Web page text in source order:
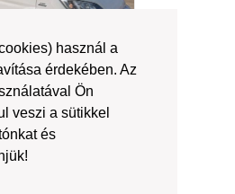
használ a
érdekében. Az
Ön
veszi a sütikkel
és
l4h3